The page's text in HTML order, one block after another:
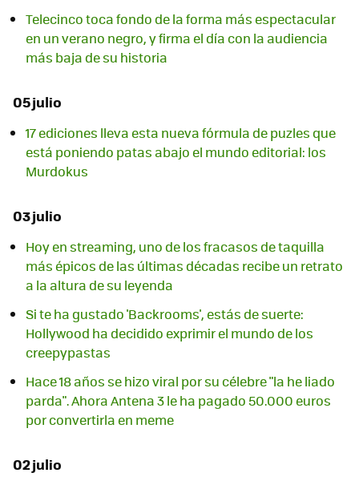
Telecinco toca fondo de la forma más espectacular
en un verano negro, y firma el día con la audiencia
más baja de su historia
05 julio
17 ediciones lleva esta nueva fórmula de puzles que
está poniendo patas abajo el mundo editorial: los
Murdokus
03 julio
Hoy en streaming, uno de los fracasos de taquilla
más épicos de las últimas décadas recibe un retrato
a la altura de su leyenda
Si te ha gustado 'Backrooms', estás de suerte:
Hollywood ha decidido exprimir el mundo de los
creepypastas
Hace 18 años se hizo viral por su célebre "la he liado
parda". Ahora Antena 3 le ha pagado 50.000 euros
por convertirla en meme
02 julio